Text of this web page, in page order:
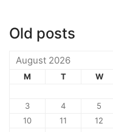
Old posts
August 2026
M T W
3
4 5
10
11 12